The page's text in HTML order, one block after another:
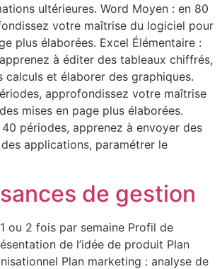
ultérieures. Word Moyen : en 80
votre maîtrise du logiciel pour
plus élaborées. Excel Élémentaire :
à éditer des tableaux chiffrés,
et élaborer des graphiques.
approfondissez votre maîtrise
mises en page plus élaborées.
périodes, apprenez à envoyer des
applications, paramétrer le
de gestion
ou 2 fois par semaine Profil de
de l’idée de produit Plan
Plan marketing : analyse de